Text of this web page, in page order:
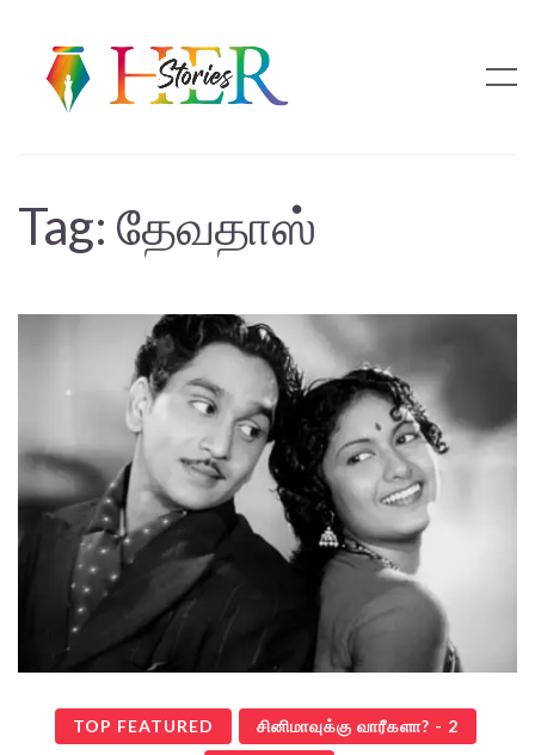
Tag: தேவதாஸ்
TOP FEATURED சினிமாவுக்கு வாரீகளா? - 2